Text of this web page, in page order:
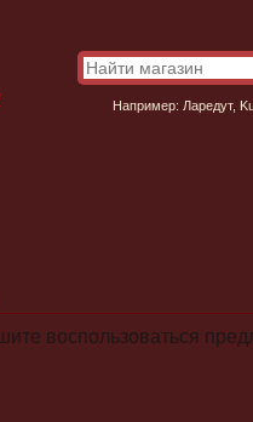
воспользоваться
Например: Ларедут,